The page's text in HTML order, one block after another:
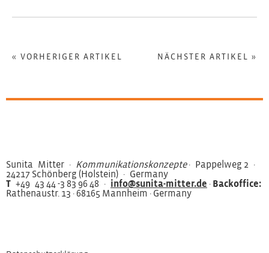
NÄCHSTER ARTIKEL »
« VORHERIGER ARTIKEL
Sunita Mitter · Kommunikationskonzepte· Pappelweg 2 ·
24217 Schönberg (Holstein) · Germany
T +49 43 44 -3 83 96 48 · info@sunita-mitter.de · Backoffice:
Rathenaustr. 13 · 68165 Mannheim · Germany